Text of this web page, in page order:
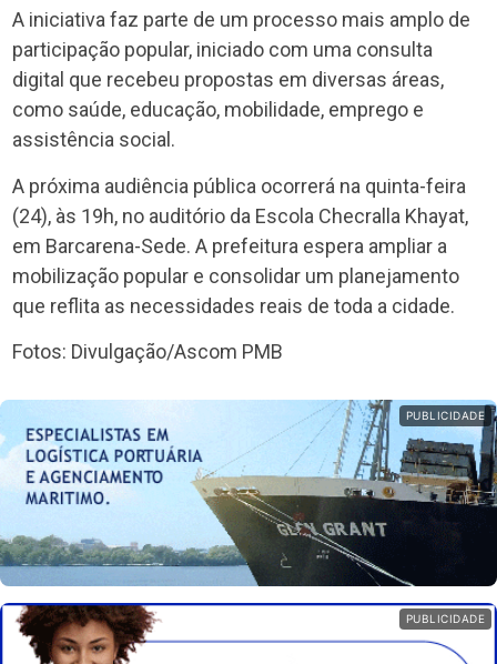
A iniciativa faz parte de um processo mais amplo de
participação popular, iniciado com uma consulta
digital que recebeu propostas em diversas áreas,
como saúde, educação, mobilidade, emprego e
assistência social.
A próxima audiência pública ocorrerá na quinta-feira
(24), às 19h, no auditório da Escola Checralla Khayat,
em Barcarena-Sede. A prefeitura espera ampliar a
mobilização popular e consolidar um planejamento
que reflita as necessidades reais de toda a cidade.
Fotos: Divulgação/Ascom PMB
PUBLICIDADE
PUBLICIDADE